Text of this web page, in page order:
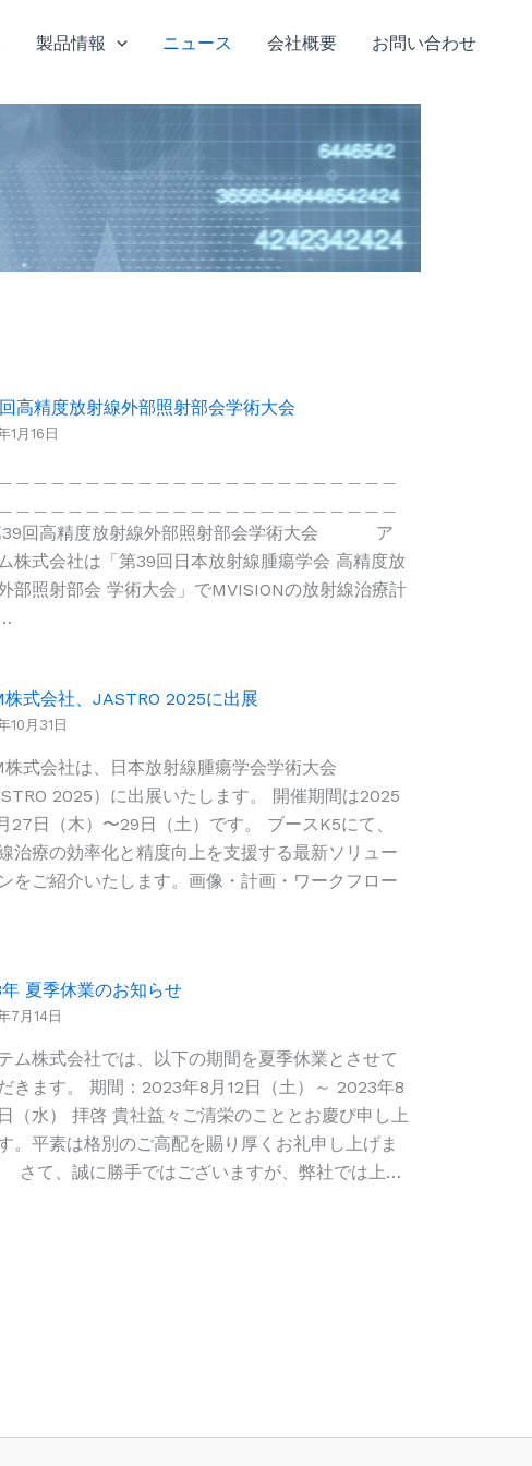
製品情報 ニュース 会社概要 お問い合わせ
高精度放射線外部照射部会学術大会
1月16日
39回高精度放射線外部照射部会学術大会 ア
株式会社は「第39回日本放射線腫瘍学会 高精度放
部照射部会 学術大会」でMVISIONの放射線治療計
株式会社、JASTRO 2025に出展
10月31日
株式会社は、日本放射線腫瘍学会学術大会
2025）に出展いたします。 開催期間は2025
27日（木）〜29日（土）です。 ブースK5にて、
治療の効率化と精度向上を支援する最新ソリュー
をご紹介いたします。画像・計画・ワークフロー
夏季休業のお知らせ
7月14日
ム株式会社では、以下の期間を夏季休業とさせて
きます。 期間：2023年8月12日（土）～ 2023年8
（水） 拝啓 貴社益々ご清栄のこととお慶び申し上
。平素は格別のご高配を賜り厚くお礼申し上げま
さて、誠に勝手ではございますが、弊社では上…